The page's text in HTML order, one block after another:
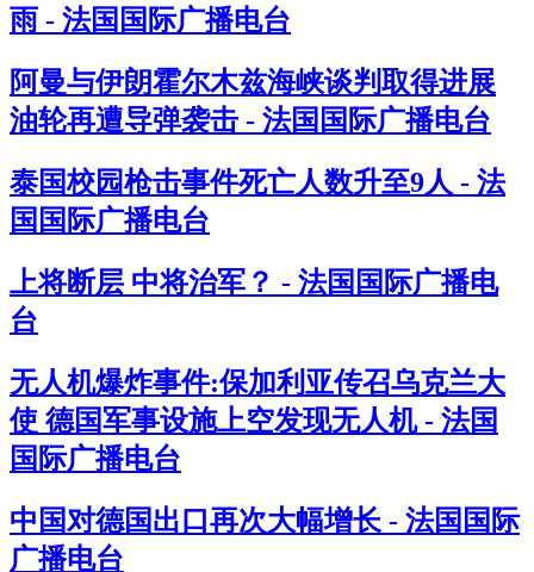
雨 - 法国国际广播电台
阿曼与伊朗霍尔木兹海峡谈判取得进展
油轮再遭导弹袭击 - 法国国际广播电台
泰国校园枪击事件死亡人数升至9人 - 法
国国际广播电台
上将断层 中将治军？ - 法国国际广播电
台
无人机爆炸事件:保加利亚传召乌克兰大
使 德国军事设施上空发现无人机 - 法国
国际广播电台
中国对德国出口再次大幅增长 - 法国国际
广播电台